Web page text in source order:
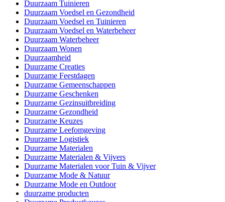
Duurzaam Tuinieren
Duurzaam Voedsel en Gezondheid
Duurzaam Voedsel en Tuinieren
Duurzaam Voedsel en Waterbeheer
Duurzaam Waterbeheer
Duurzaam Wonen
Duurzaamheid
Duurzame Creaties
Duurzame Feestdagen
Duurzame Gemeenschappen
Duurzame Geschenken
Duurzame Gezinsuitbreiding
Duurzame Gezondheid
Duurzame Keuzes
Duurzame Leefomgeving
Duurzame Logistiek
Duurzame Materialen
Duurzame Materialen & Vijvers
Duurzame Materialen voor Tuin & Vijver
Duurzame Mode & Natuur
Duurzame Mode en Outdoor
duurzame producten